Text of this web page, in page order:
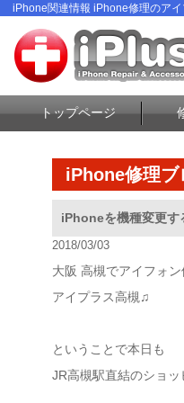
iPhone関連情報 iPhone修理のア
トップページ
iPhone修理ブ
iPhoneを機種変更す
2018/03/03
大阪 高槻でアイフォ
アイプラス高槻♫
ということで本日も
JR高槻駅直結のショ